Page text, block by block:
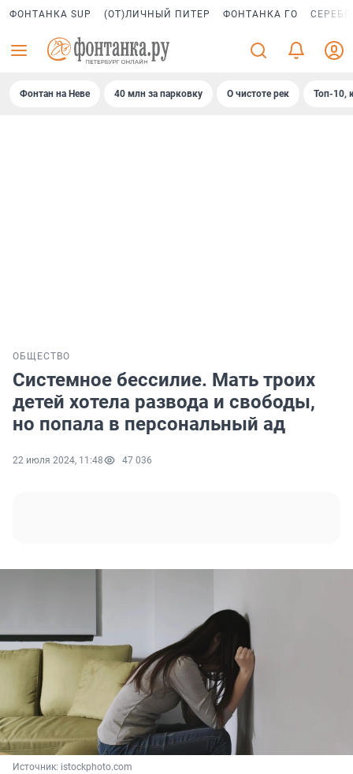
ФОНТАНКА SUP (ОТ)ЛИЧНЫЙ ПИТЕР ФОНТАНКА ГО
Фонтан на Неве 40 млн за парковку О чистоте рек Топ-10,
ОБЩЕСТВО
Системное бессилие. Мать троих
детей хотела развода и свободы,
но попала в персональный ад
22 июля 2024, 11:48 47 036
Источник: istockphoto.com